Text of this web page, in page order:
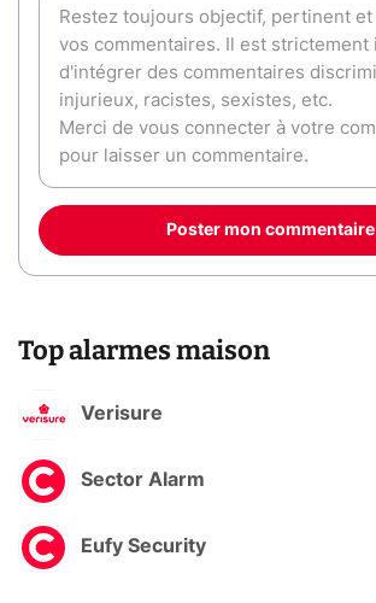
Poster mon commentaire
Top alarmes maison
Verisure
Sector Alarm
Eufy Security